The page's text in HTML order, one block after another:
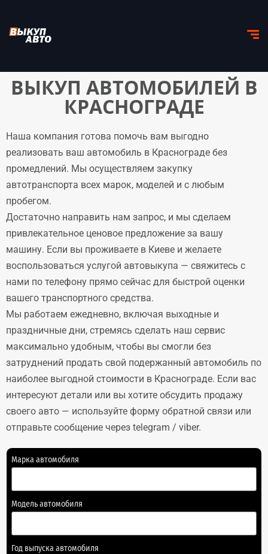
ВЫКУП АВТОМОБИЛЕЙ В
КРАСНОГРАДЕ
Наша компания готова помочь вам выгодно
реализовать ваш автомобиль в Краснограде без
промедлений. Мы осуществляем закупку
автотранспорта всех марок, моделей и с любым
пробегом.
Достаточно направить нам запрос, и мы сделаем
привлекательное ценовое предложение за вашу
машину. Если вы проживаете в Киеве и желаете
воспользоваться услугой автовыкупа — свяжитесь с
нами по телефону прямо сейчас для быстрой оценки
вашего транспортного средства.
Мы работаем ежедневно, включая выходные и
праздничные дни, стремясь сделать наш сервис
максимально удобным, чтобы вы смогли без
затруднений продать свой подержанный автомобиль по
наиболее выгодной стоимости в Краснограде. Если вас
интересуют детали или вы хотите обсудить продажу
своего авто — используйте форму обратной связи или
отправьте сообщение через telegram / viber.
Марка автомобиля
Модель автомобиля
Год выпуска автомобиля